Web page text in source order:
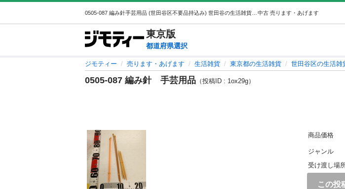
中古 売ります・あげます
東京版
都道府県選択
ジモティー 売ります・あげます 生活雑貨 東京都の生活雑貨 世田谷区の生活雑
0505-087 編み針 手芸用品 （投稿ID : 1ox29g）
商品価格
ジャンル
受け渡し場
この投